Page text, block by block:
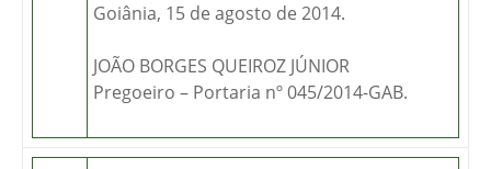
Goiânia, 15 de agosto de 2014.
JOÃO BORGES QUEIROZ JÚNIOR
Pregoeiro – Portaria nº 045/2014-GAB.